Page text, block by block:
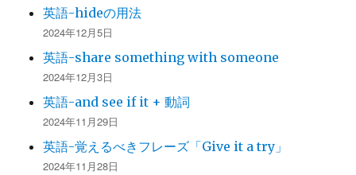
英語-hideの用法
2024年12月5日
英語-share something with someone
2024年12月3日
英語-and see if it + 動詞
2024年11月29日
英語-覚えるべきフレーズ「Give it a try」
2024年11月28日